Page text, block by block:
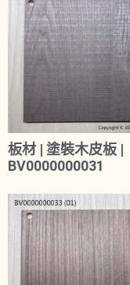
板材 | 塗裝木皮板 |
BV0000000031